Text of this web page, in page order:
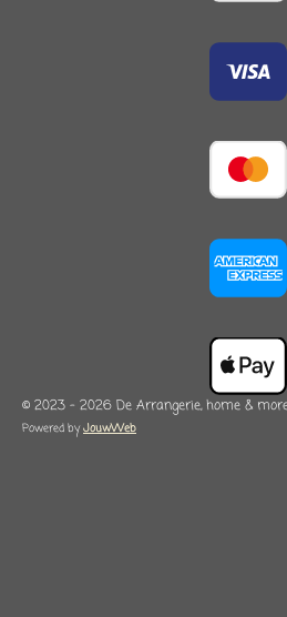
© 2023 - 2026 De Arrangerie, home &
Powered byJouwWeb